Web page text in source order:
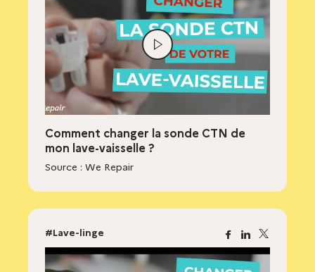
Comment changer la sonde CTN de
mon lave-vaisselle ?
Source : We Repair
Lire
la
vidéo
#Lave-linge Facebook
Linkedin
X